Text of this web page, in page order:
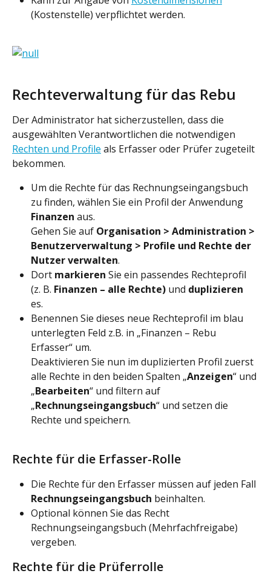
(Kostenstelle) verpflichtet werden.
Rechteverwaltung für das Rebu
Der Administrator hat sicherzustellen, dass die
ausgewählten Verantwortlichen die notwendigen
Rechten und Profile als Erfasser oder Prüfer zugeteilt
bekommen.
Um die Rechte für das Rechnungseingangsbuch
zu finden, wählen Sie ein Profil der Anwendung
Finanzen aus.
Gehen Sie auf Organisation > Administration >
Benutzerverwaltung > Profile und Rechte der
Nutzer verwalten.
Dort markieren Sie ein passendes Rechteprofil
(z. B. Finanzen – alle Rechte) und duplizieren
es.
Benennen Sie dieses neue Rechteprofil im blau
unterlegten Feld z.B. in „Finanzen – Rebu
Erfasser“ um.
Deaktivieren Sie nun im duplizierten Profil zuerst
alle Rechte in den beiden Spalten „Anzeigen“ und
„Bearbeiten“ und filtern auf
„Rechnungseingangsbuch“ und setzen die
Rechte und speichern.
Rechte für die Erfasser-Rolle
Die Rechte für den Erfasser müssen auf jeden Fall
Rechnungseingangsbuch beinhalten.
Optional können Sie das Recht
Rechnungseingangsbuch (Mehrfachfreigabe)
vergeben.
Rechte für die Prüferrolle